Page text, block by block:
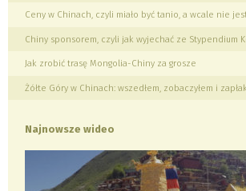
Ceny w Chinach, czyli miało być tanio, a wcale nie
Chiny sponsorem, czyli jak wyjechać ze Stypendium
Jak zrobić trasę Mongolia-Chiny za grosze
Żółte Góry w Chinach: wszedłem, zobaczyłem i
Najnowsze wideo